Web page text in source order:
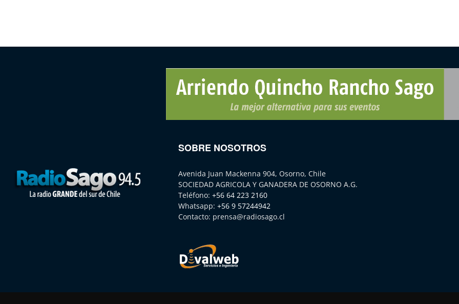
SOBRE NOSOTROS
Avenida Juan Mackenna 904, Osorno, Chile
SOCIEDAD AGRICOLA Y GANADERA DE OSORNO A.G.
Teléfono: +56 64 223 2160
Whatsapp: +56 9 57244942
Contacto: prensa@radiosago.cl